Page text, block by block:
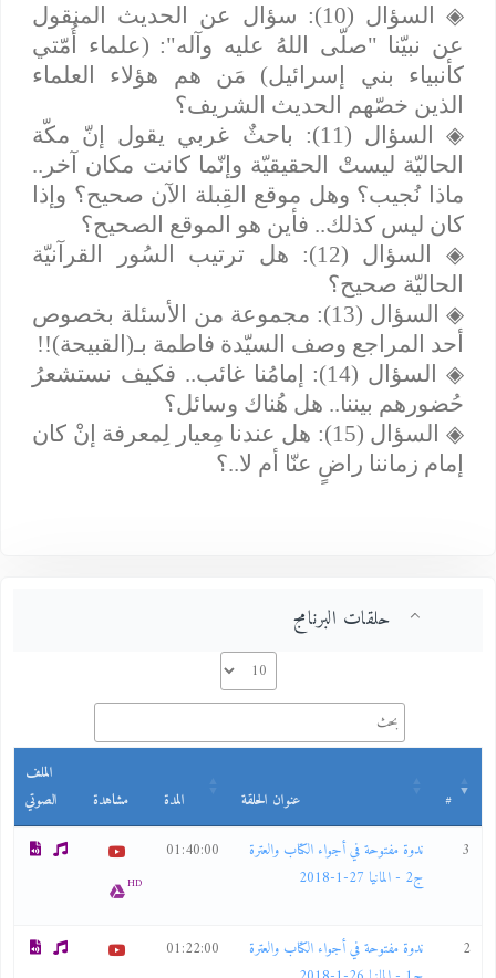
◈
السؤال (10): سؤال عن الحديث المنقول
عن نبيّنا "صلّى اللهُ عليه وآله": (علماء أُمّتي
كأنبياء بني إسرائيل) مَن هم هؤلاء العلماء
الذين خصّهم الحديث الشريف؟
◈
السؤال (11): باحثٌ غربي يقول إنّ مكّة
الحاليّة ليستْ الحقيقيّة وإنّما كانت مكان آخر..
ماذا نُجيب؟ وهل موقع القِبلة الآن صحيح؟ وإذا
كان ليس كذلك.. فأين هو الموقع الصحيح؟
◈
السؤال (12): هل ترتيب السُور القرآنيّة
الحاليّة صحيح؟
◈
السؤال (13): مجموعة من الأسئلة بخصوص
أحد المراجع وصف السيّدة فاطمة بـ(القبيحة)!!
◈
السؤال (14): إمامُنا غائب.. فكيف نستشعرُ
حُضورهم بيننا.. هل هُناك وسائل؟
◈
السؤال (15): هل عندنا مِعيار لِمعرفة إنْ كان
إمام زماننا راضٍ عنّا أم لا..؟
حلقات البرنامج
عنوان الحلقة المدة مشاهدة
الملف
الصوتي
ندوة مفتوحة في أجواء الكتاب والعترة
ج2 - المانيا 27-1-2018
01:40:00
HD
ندوة مفتوحة في أجواء الكتاب والعترة
01:22:00